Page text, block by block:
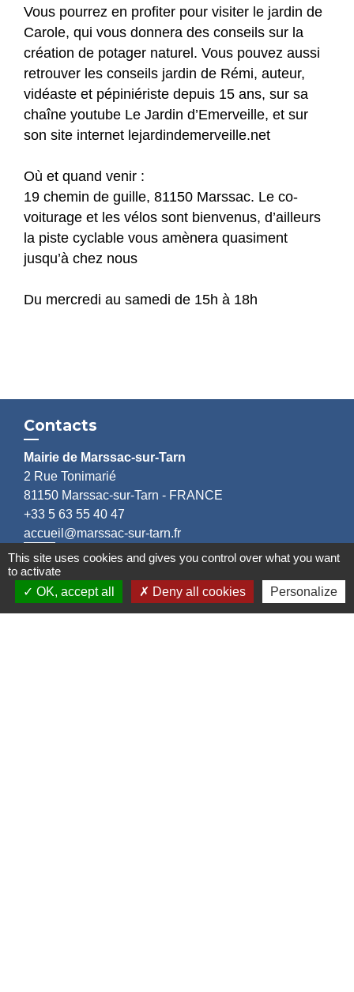
Vous pourrez en profiter pour visiter le jardin de
Carole, qui vous donnera des conseils sur la
création de potager naturel. Vous pouvez aussi
retrouver les conseils jardin de Rémi, auteur,
vidéaste et pépiniériste depuis 15 ans, sur sa
chaîne youtube Le Jardin d’Emerveille, et sur
son site internet lejardindemerveille.net
Où et quand venir :
19 chemin de guille, 81150 Marssac. Le co-
voiturage et les vélos sont bienvenus, d’ailleurs
la piste cyclable vous amènera quasiment
jusqu’à chez nous
Du mercredi au samedi de 15h à 18h
Contacts
Mairie de Marssac-sur-Tarn
2 Rue Tonimarié
81150 Marssac-sur-Tarn - FRANCE
+33 5 63 55 40 47
accueil@marssac-sur-tarn.fr
Lien vers les HORAIRES et CONTACTS
de chaque service
This site uses cookies and gives you control over what you want
to activate
OK, accept all
Deny all cookies Personalize